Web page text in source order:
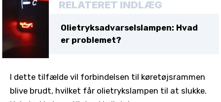
RELATERET INDLÆG
Olietryksadvarselslampen: Hvad
er problemet?
I dette tilfælde vil forbindelsen til køretøjsrammen
blive brudt, hvilket får olietrykslampen til at slukke.